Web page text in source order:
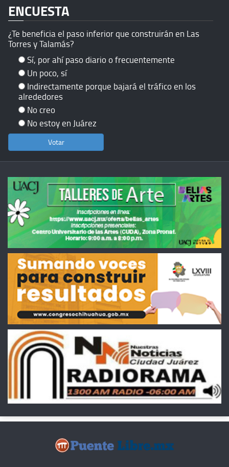
ENCUESTA
¿Te beneficia el paso inferior que construirán en Las
Torres y Talamás?
Sí, por ahí paso diario o frecuentemente
Un poco, sí
Indirectamente porque bajará el tráfico en los
alrededores
No creo
No estoy en Juárez